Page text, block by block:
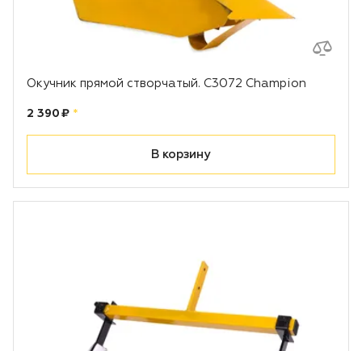
Окучник прямой створчатый. C3072 Champion
Цена:
2 390 ₽ рублей
*
В корзину